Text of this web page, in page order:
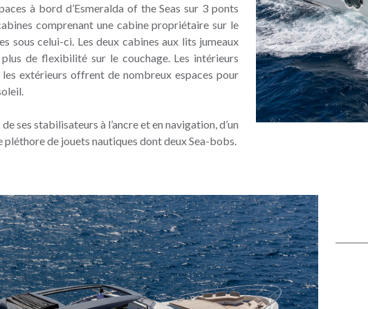
à bord d’Esmeralda of the Seas sur 3 ponts
comprenant une cabine propriétaire sur le
sous celui-ci. Les deux cabines aux lits jumeaux
de flexibilité sur le couchage. Les intérieurs
extérieurs offrent de nombreux espaces pour
ses stabilisateurs à l’ancre et en navigation, d’un
pléthore de jouets nautiques dont deux Sea-bobs.